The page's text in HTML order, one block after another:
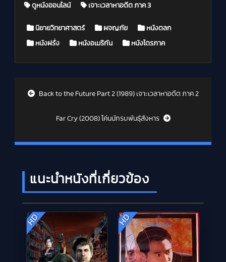
ดูหนังออนไลน์ เจาะเวลาหาอดีต ภาค 3
Posted in
นิยายวิทยาศาสตร์ ผจญภัย หนังตลก
หนังฝรั่ง หนังอเมริกัน หนังไตรภาค
Post navigation
Back to the Future Part 2 (1989) เจาะเวลาหาอดีต ภาค 2
Far Cry (2008) โค่นนักรบพันธุ์สังหาร
แนะนำหนังที่เกี่ยวข้อง
HD HD